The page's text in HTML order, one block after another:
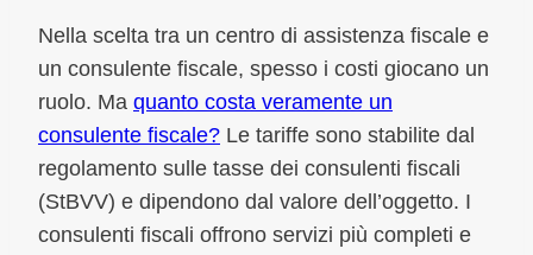
Nella scelta tra un centro di assistenza fiscale e
un consulente fiscale, spesso i costi giocano un
ruolo. Ma quanto costa veramente un
consulente fiscale? Le tariffe sono stabilite dal
regolamento sulle tasse dei consulenti fiscali
(StBVV) e dipendono dal valore dell’oggetto. I
consulenti fiscali offrono servizi più completi e